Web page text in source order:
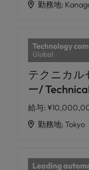
勤務地:
テクニカル
ー/
給与:
勤務地: Tokyo